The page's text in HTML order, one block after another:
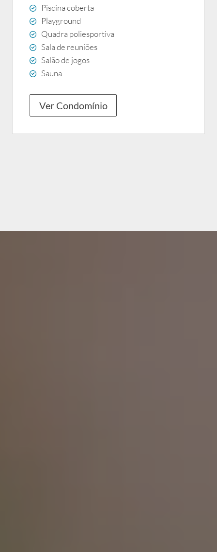
Piscina coberta
Playground
Quadra poliesportiva
Sala de reuniões
Salão de jogos
Sauna
Ver Condomínio